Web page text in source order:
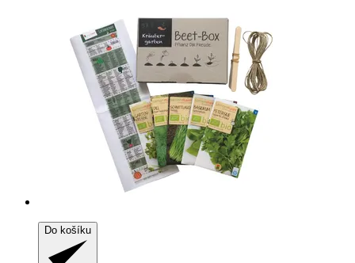
Do košíku